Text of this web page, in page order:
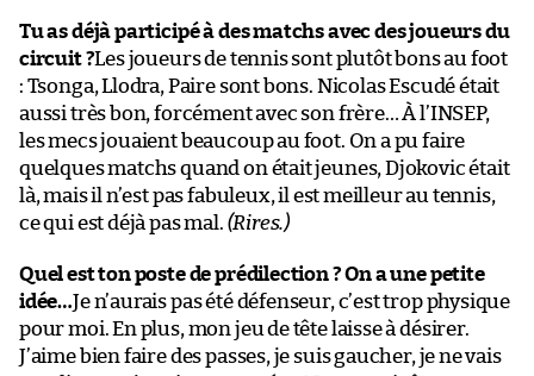
Tu as déjà participé à des matchs avec des joueurs du
circuit ?Les joueurs de tennis sont plutôt bons au foot
: Tsonga, Llodra, Paire sont bons. Nicolas Escudé était
aussi très bon, forcément avec son frère… À l’INSEP,
les mecs jouaient beaucoup au foot. On a pu faire
quelques matchs quand on était jeunes, Djokovic était
là, mais il n’est pas fabuleux, il est meilleur au tennis,
ce qui est déjà pas mal. (Rires.)
Quel est ton poste de prédilection ? On a une petite
idée…Je n’aurais pas été défenseur, c’est trop physique
pour moi. En plus, mon jeu de tête laisse à désirer.
J’aime bien faire des passes, je suis gaucher, je ne vais